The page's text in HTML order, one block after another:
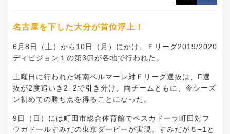
名古屋を下した大分が首位浮上！
6月8日（土）から10日（月）にかけ、Ｆリーグ2019/2020
ディビジョン１の第3節が各地で行われた。
土曜日に行われた湘南ベルマーレ対Ｆリーグ選抜は、F選
抜が2度追いき2−2で引き分け。両チームともに、今シーズ
ン初めての勝ち点を得ることになった。
9日（日）には町田市総合体育館でペスカドーラ町田対フ
ウガドールすみだの東京ダービーが実現。すみだが５−1と